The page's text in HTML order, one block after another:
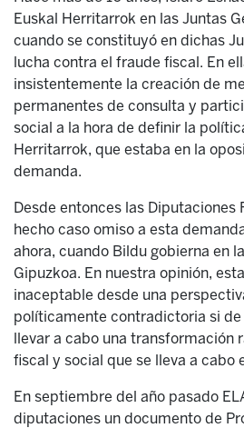
Euskal Herritarrok en las Juntas
cuando se constituyó en dichas
lucha contra el fraude fiscal. En
insistentemente la creación de
permanentes de consulta y
social a la hora de definir la
Herritarrok, que estaba en la
demanda.
Desde entonces las Diputaciones
hecho caso omiso a esta
ahora, cuando Bildu gobierna en
Gipuzkoa. En nuestra opinión,
inaceptable desde una
políticamente contradictoria si de
llevar a cabo una transformación
fiscal y social que se lleva a cabo
En septiembre del año pasado
diputaciones un documento de